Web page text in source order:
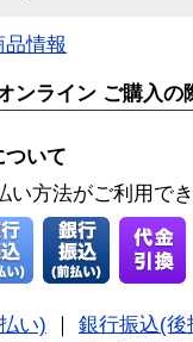
品情報
ンライン ご購入の
ついて
い方法がご利用で
い)
銀行振込(後